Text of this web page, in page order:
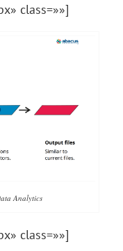
class=»»]
Analytics
class=»»]